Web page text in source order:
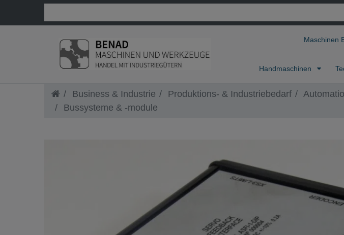
Maschinen
Handmaschinen
Business & Industrie Produktions- & Industriebedarf
Bussysteme & -module